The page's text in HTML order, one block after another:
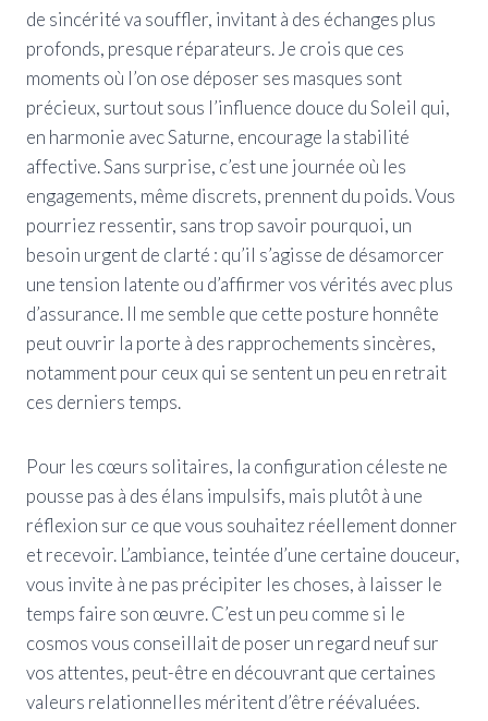
de sincérité va souffler, invitant à des échanges plus
profonds, presque réparateurs. Je crois que ces
moments où l’on ose déposer ses masques sont
précieux, surtout sous l’influence douce du Soleil qui,
en harmonie avec Saturne, encourage la stabilité
affective. Sans surprise, c’est une journée où les
engagements, même discrets, prennent du poids. Vous
pourriez ressentir, sans trop savoir pourquoi, un
besoin urgent de clarté : qu’il s’agisse de désamorcer
une tension latente ou d’affirmer vos vérités avec plus
d’assurance. Il me semble que cette posture honnête
peut ouvrir la porte à des rapprochements sincères,
notamment pour ceux qui se sentent un peu en retrait
ces derniers temps.
Pour les cœurs solitaires, la configuration céleste ne
pousse pas à des élans impulsifs, mais plutôt à une
réflexion sur ce que vous souhaitez réellement donner
et recevoir. L’ambiance, teintée d’une certaine douceur,
vous invite à ne pas précipiter les choses, à laisser le
temps faire son œuvre. C’est un peu comme si le
cosmos vous conseillait de poser un regard neuf sur
vos attentes, peut-être en découvrant que certaines
valeurs relationnelles méritent d’être réévaluées.